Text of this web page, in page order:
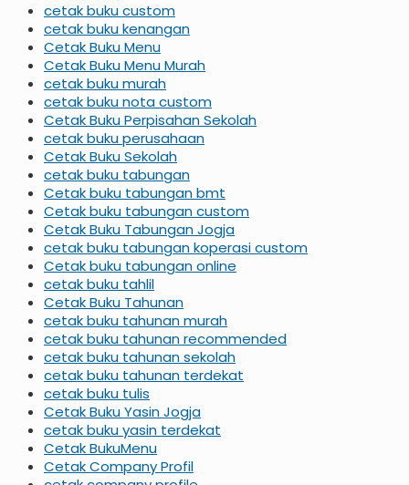
cetak buku custom
cetak buku kenangan
Cetak Buku Menu
Cetak Buku Menu Murah
cetak buku murah
cetak buku nota custom
Cetak Buku Perpisahan Sekolah
cetak buku perusahaan
Cetak Buku Sekolah
cetak buku tabungan
Cetak buku tabungan bmt
Cetak buku tabungan custom
Cetak Buku Tabungan Jogja
cetak buku tabungan koperasi custom
Cetak buku tabungan online
cetak buku tahlil
Cetak Buku Tahunan
cetak buku tahunan murah
cetak buku tahunan recommended
cetak buku tahunan sekolah
cetak buku tahunan terdekat
cetak buku tulis
Cetak Buku Yasin Jogja
cetak buku yasin terdekat
Cetak BukuMenu
Cetak Company Profil